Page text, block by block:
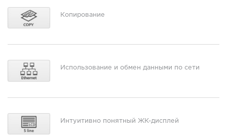
Копирование
Использование и обмен данными по сети
Интуитивно понятный ЖК-дисплей